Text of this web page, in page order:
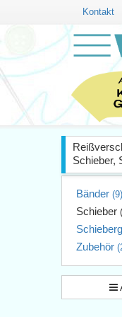
Kontakt
Schieber,
Bänder (9)
Schieber
Zubehör